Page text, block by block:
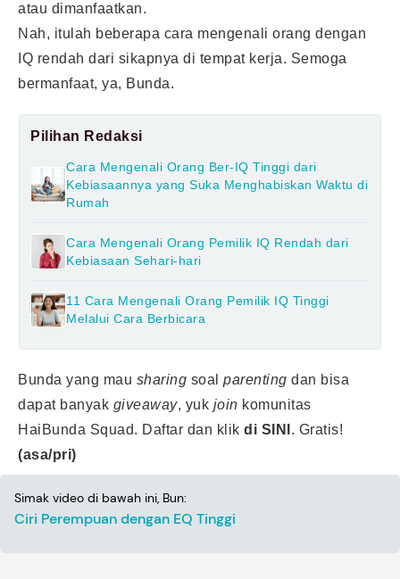
atau dimanfaatkan.
Nah, itulah beberapa cara mengenali orang dengan
IQ rendah dari sikapnya di tempat kerja. Semoga
bermanfaat, ya, Bunda.
Pilihan Redaksi
Cara Mengenali Orang Ber-IQ Tinggi dari
Kebiasaannya yang Suka Menghabiskan Waktu di
Rumah
Cara Mengenali Orang Pemilik IQ Rendah dari
Kebiasaan Sehari-hari
11 Cara Mengenali Orang Pemilik IQ Tinggi
Melalui Cara Berbicara
Bunda yang mau sharing soal parenting dan bisa
dapat banyak giveaway, yuk join komunitas
HaiBunda Squad. Daftar dan klik di SINI . Gratis!
(asa/pri)
Simak video di bawah ini, Bun:
Ciri Perempuan dengan EQ Tinggi